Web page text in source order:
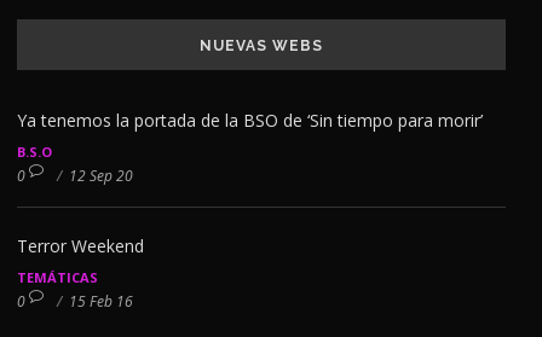
NUEVAS WEBS
Ya tenemos la portada de la BSO de ‘Sin tiempo para morir’
B.S.O
0 / 12 Sep 20
Terror Weekend
TEMÁTICAS
0 / 15 Feb 16